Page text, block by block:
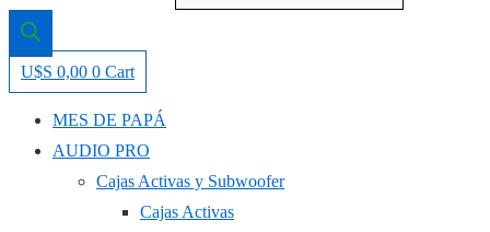
U$S 0,00 0 Cart
MES DE PAPÁ
AUDIO PRO
Cajas Activas y Subwoofer
Cajas Activas